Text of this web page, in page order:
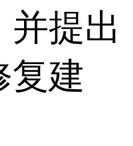
提出
复建